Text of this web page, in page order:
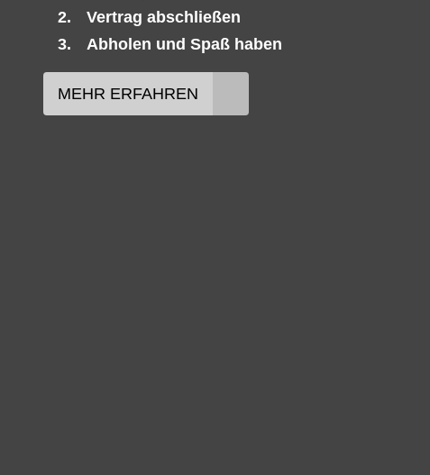
Vertrag abschließen
Abholen und Spaß haben
MEHR ERFAHREN